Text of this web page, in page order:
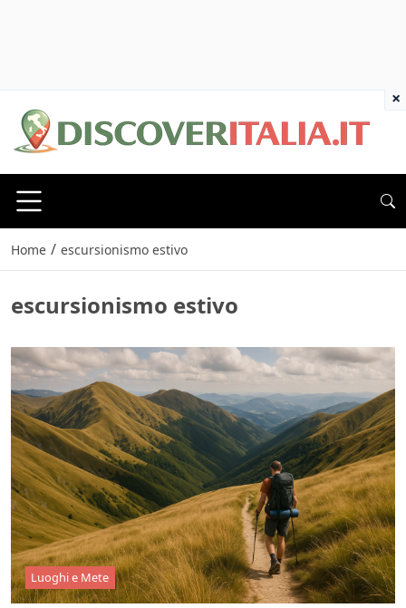
Home / escursionismo estivo
escursionismo estivo
Luoghi e Mete
×